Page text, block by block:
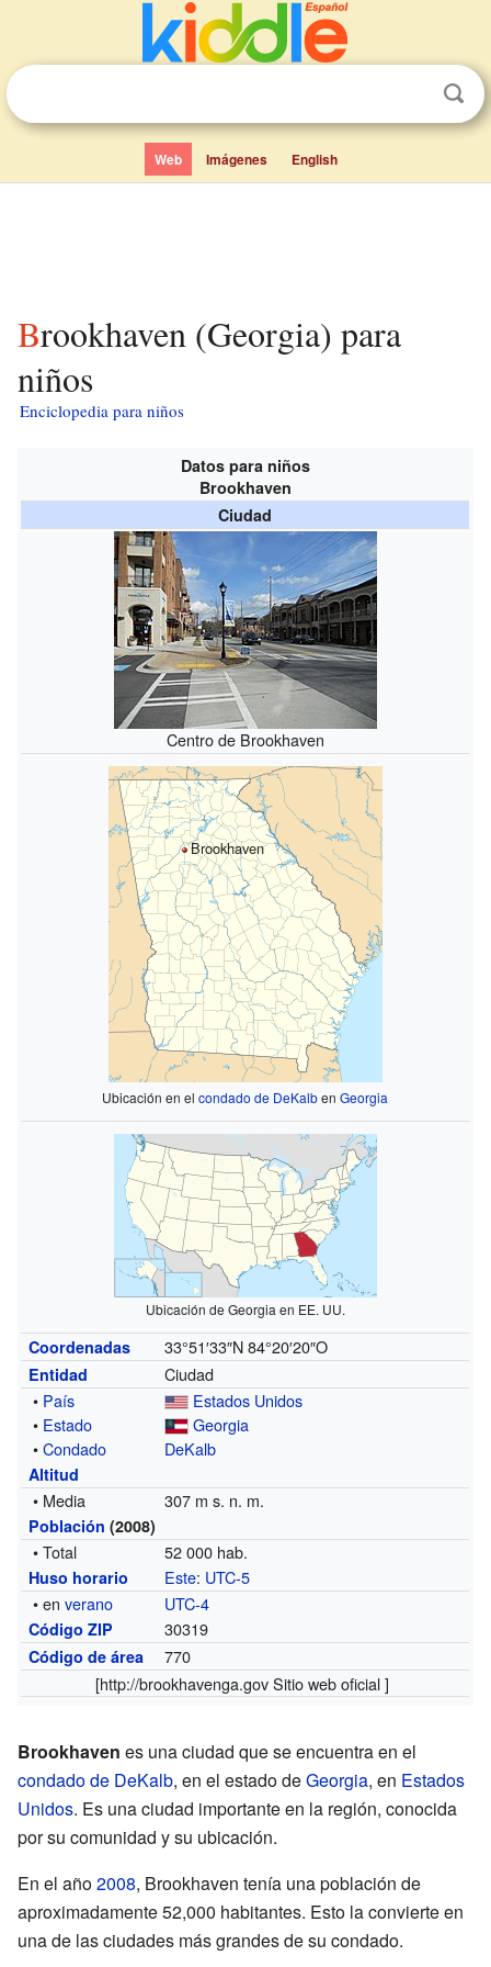
Web Imágenes English
Brookhaven (Georgia) para
niños
Enciclopedia para niños
Datos para niños
Brookhaven
Ciudad
Centro de Brookhaven
Brookhaven
Ubicación en elcondado de DeKalbenGeorgia
Ubicación de Georgia en EE. UU.
Coordenadas 33°51′33″N 84°20′20″O
Entidad
Ciudad
• País
Estados Unidos
• Estado
Georgia
•Condado DeKalb
Altitud
• Media 307 m s. n. m.
Población (2008)
• Total 52 000 hab.
Huso horario Este: UTC-5
• enverano UTC-4
Código ZIP 30319
Código de área
770
[http://brookhavenga.govSitio web oficial ]
Brookhaven es una ciudad que se encuentra en el
condado de DeKalb, en el estado deGeorgia, en Estados
Unidos. Es una ciudad importante en la región, conocida
por su comunidad y su ubicación.
En el año2008, Brookhaven tenía una población de
aproximadamente 52,000 habitantes. Esto la convierte en
una de las ciudades más grandes de su condado.